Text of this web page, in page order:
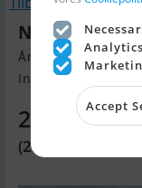
Nimbus 42
Årgang 2009,
Informationen
2.232.070
(299.000 EUR)
Analytics
Accept